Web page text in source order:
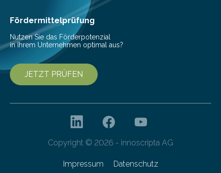
Fördermittelprüfung
Nutzen Sie das Förderpotenzial
in Ihrem Unternehmen optimal aus?
JETZT PRÜFEN
Copyright © 2026 - innoscripta AG
Impressum Datenschutz